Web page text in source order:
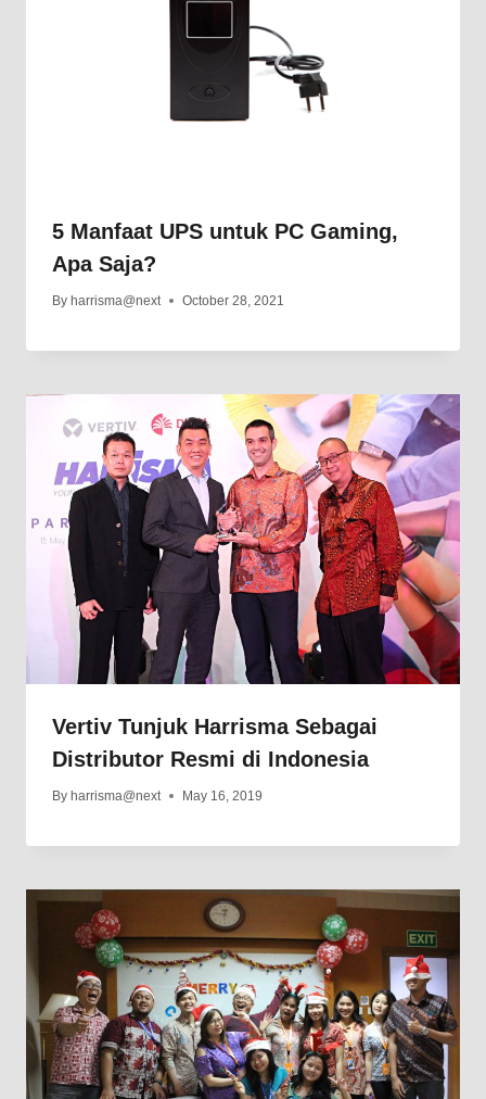
5 Manfaat UPS untuk PC Gaming,
Apa Saja?
By harrisma@next October 28, 2021
Vertiv Tunjuk Harrisma Sebagai
Distributor Resmi di Indonesia
By harrisma@next May 16, 2019